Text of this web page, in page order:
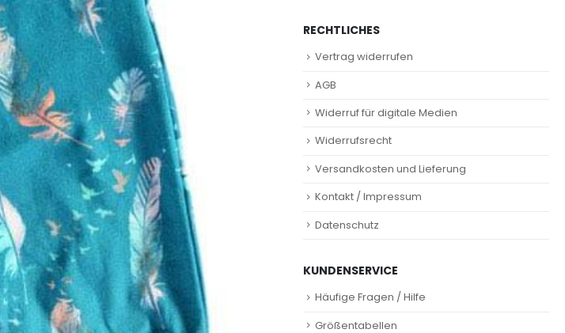
RECHTLICHES
Vertrag widerrufen
AGB
Widerruf für digitale Medien
Widerrufsrecht
Versandkosten und Lieferung
Kontakt / Impressum
Datenschutz
KUNDENSERVICE
Häufige Fragen / Hilfe
Größentabellen